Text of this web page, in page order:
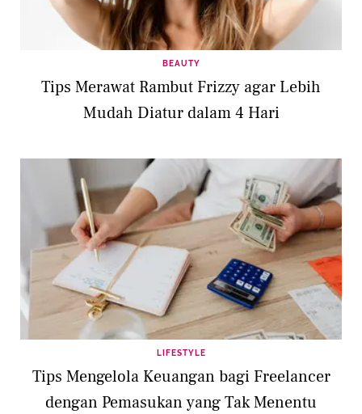
BEAUTY
Tips Merawat Rambut Frizzy agar Lebih
Mudah Diatur dalam 4 Hari
LIFESTYLE
Tips Mengelola Keuangan bagi Freelancer
dengan Pemasukan yang Tak Menentu